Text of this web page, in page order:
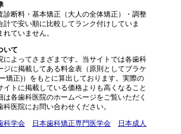
診断料・基本矯正（大人の全体矯正）・調整
計で安い順に比較してランク付けしていま
ていません。
いて
によってさまざまです。当サイトでは各歯科
ジに掲載してある料金表（原則としてブラケ
矯正)）をもとに算出しております。実際の
イトに掲載している価格よりも高くなること
は各歯科医院のホームページをご覧いただく
医院にお問い合わせください。
科学会 日本歯科矯正専門医学会
日本成人